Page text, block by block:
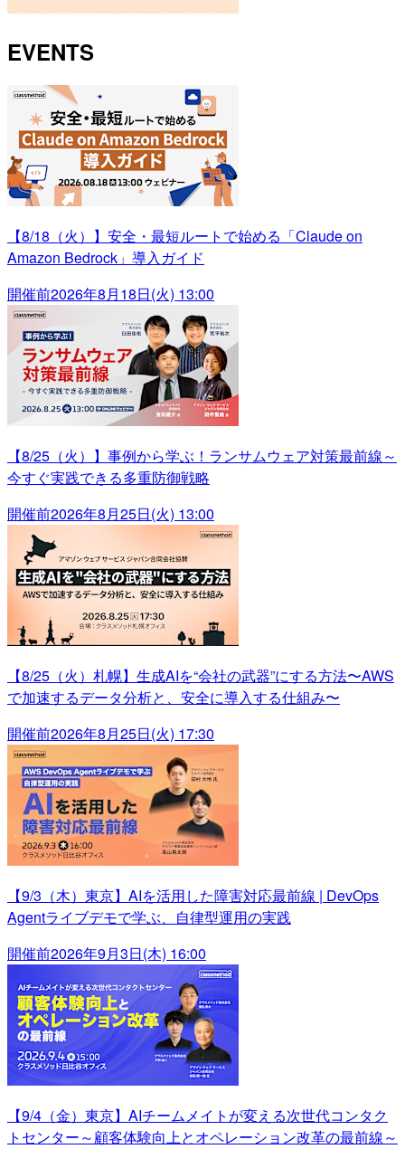
EVENTS
【8/18（火）】安全・最短ルートで始める「Claude on
Amazon Bedrock」導入ガイド
開催前2026年8月18日(火) 13:00
【8/25（火）】事例から学ぶ！ランサムウェア対策最前線～
今すぐ実践できる多重防御戦略
開催前2026年8月25日(火) 13:00
【8/25（火）札幌】生成AIを“会社の武器”にする方法〜AWS
で加速するデータ分析と、安全に導入する仕組み〜
開催前2026年8月25日(火) 17:30
【9/3（木）東京】AIを活用した障害対応最前線 | DevOps
Agentライブデモで学ぶ、自律型運用の実践
開催前2026年9月3日(木) 16:00
【9/4（金）東京】AIチームメイトが変える次世代コンタク
トセンター～顧客体験向上とオペレーション改革の最前線～